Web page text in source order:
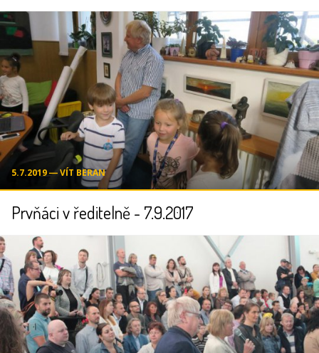
5.7.2019 ― VÍT BERAN
Prvňáci v ředitelně - 7.9.2017